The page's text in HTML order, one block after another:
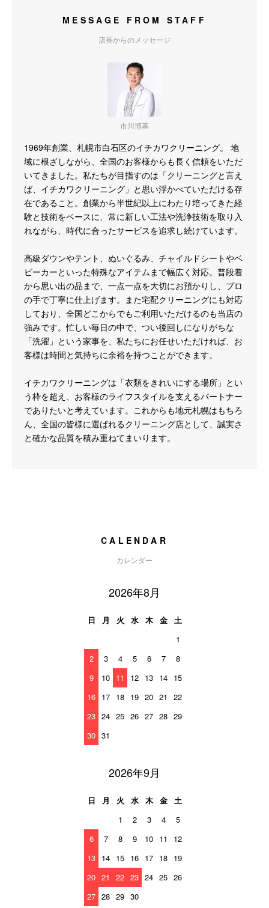
MESSAGE FROM STAFF
店長からのメッセージ
市川博基
1969年創業、札幌市白石区のイチカワクリーニング。 地
域に根ざしながら、全国のお客様からも長く信頼をいただ
いてきました。私たちが目指すのは「クリーニングと言え
ば、イチカワクリーニング」と思い浮かべていただける存
在であること。創業から半世紀以上にわたり培ってきた経
験と技術をベースに、常に新しい工法や洗浄技術を取り入
れながら、時代に合ったサービスを追求し続けています。
高級ダウンやテント、ぬいぐるみ、チャイルドシートやベ
ビーカーといった特殊なアイテムまで幅広く対応。普段着
から思い出の品まで、一点一点を大切にお預かりし、プロ
の手で丁寧に仕上げます。また宅配クリーニングにも対応
しており、全国どこからでもご利用いただけるのも当店の
強みです。忙しい毎日の中で、つい後回しになりがちな
「洗濯」という家事を、私たちにお任せいただければ、お
客様は時間と気持ちに余裕を持つことができます。
イチカワクリーニングは「衣類をきれいにする場所」とい
う枠を超え、お客様のライフスタイルを支えるパートナー
でありたいと考えています。これからも地元札幌はもちろ
ん、全国の皆様に選ばれるクリーニング店として、誠実さ
と確かな品質を積み重ねてまいります。
CALENDAR
カレンダー
2026年8月
日 月 火 水 木 金
土
1
2
3 4 5 6 7
8
9
10 11 12 13 14 15
16 17 18 19 20 21
22
23 24 25 26 27 28 29
30 31
2026年9月
日 月 火 水 木 金
土
1
2 3 4
5
6
7 8 9 10 11
12
13 14 15 16 17 18 19
20 21 22 23 24 25 26
27 28 29 30